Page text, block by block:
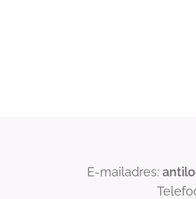
E-mailadres: